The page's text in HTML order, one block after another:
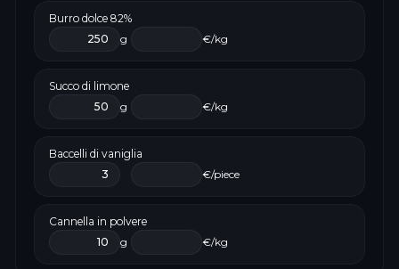
Burro dolce 82%
g
€/kg
Succo di limone
g
€/kg
Baccelli di vaniglia
€/piece
Cannella in polvere
g
€/kg